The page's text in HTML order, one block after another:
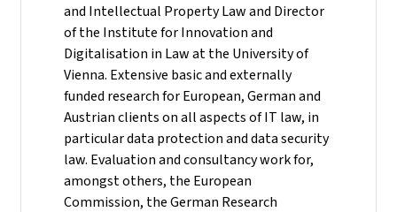
and Intellectual Property Law and Director
of the Institute for Innovation and
Digitalisation in Law at the University of
Vienna. Extensive basic and externally
funded research for European, German and
Austrian clients on all aspects of IT law, in
particular data protection and data security
law. Evaluation and consultancy work for,
amongst others, the European
Commission, the German Research